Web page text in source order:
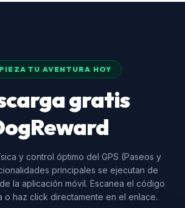
TU AVENTURA HOY
gratis
y control óptimo del GPS (Paseos y
principales se ejecutan de
la aplicación móvil. Escanea el código
o haz click directamente en el enlace.